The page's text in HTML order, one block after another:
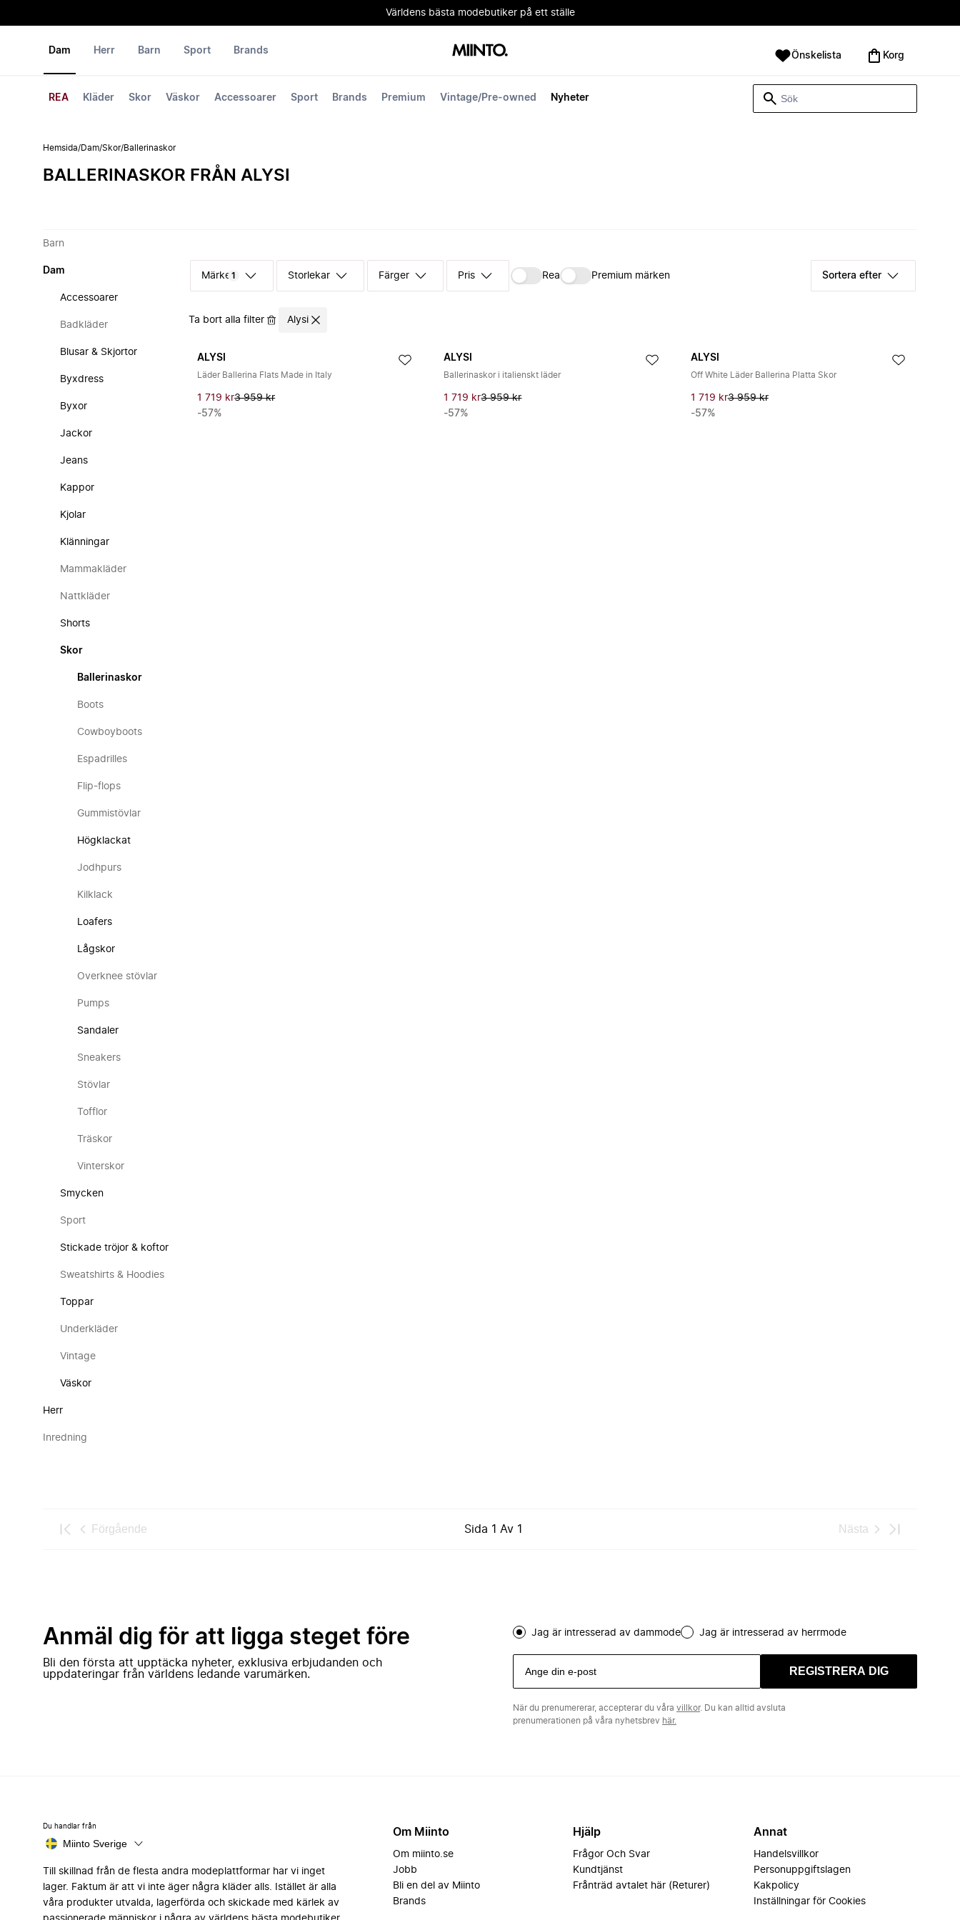
Världens bästa modebutiker på ett ställe
Dam
REA Kläder Skor Väskor Accessoarer Sport Brands Premium Vintage/Pre-owned Nyheter
Herr Barn Sport Brands Önskelista Korg
Hemsida/Dam/Skor/Ballerinaskor
BALLERINASKOR FRÅN ALYSI
Barn
Dam
Accessoarer
Badkläder
Blusar & Skjortor
Byxdress
Byxor
Jackor
Jeans
Kappor
Kjolar
Klänningar
Mammakläder
Nattkläder
Shorts
Skor
Ballerinaskor
Boots
Cowboyboots
Espadrilles
Flip-flops
Gummistövlar
Högklackat
Jodhpurs
Kilklack
Loafers
Lågskor
Overknee stövlar
Pumps
Sandaler
Sneakers
Stövlar
Tofflor
Träskor
Vinterskor
Smycken
Sport
Stickade tröjor & koftor
Sweatshirts & Hoodies
Toppar
Underkläder
Vintage
Väskor
Herr
Inredning
Märke 1 Storlekar Färger Pris Rea Premium märken Sortera efter
Ta bort alla filter Alysi
ALYSI
Läder Ballerina Flats Made in Italy
1 719 kr3 959 kr
-57%
ALYSI
Ballerinaskor i italienskt läder
1 719 kr3 959 kr
-57%
ALYSI
Off White Läder Ballerina Platta Skor
1 719 kr3 959 kr
-57%
Förgående Sida 1 Av 1 Nästa
Anmäl dig för att ligga steget före
Bli den första att upptäcka nyheter, exklusiva erbjudanden och
uppdateringar från världens ledande varumärken.
Jag är intresserad av dammode Jag är intresserad av herrmode
REGISTRERA DIG
När du prenumererar, accepterar du våra villkor. Du kan alltid avsluta
prenumerationen på våra nyhetsbrev här.
Du handlar från
Miinto Sverige
Till skillnad från de flesta andra modeplattformar har vi inget
lager. Faktum är att vi inte äger några kläder alls. Istället är alla
våra produkter utvalda, lagerförda och skickade med kärlek av
Om Miinto
Om miinto.se
Jobb
Bli en del av Miinto
Brands
Hjälp
Frågor Och Svar
Kundtjänst
Frånträd avtalet här (Returer)
Annat
Handelsvillkor
Personuppgiftslagen
Kakpolicy
Inställningar för Cookies